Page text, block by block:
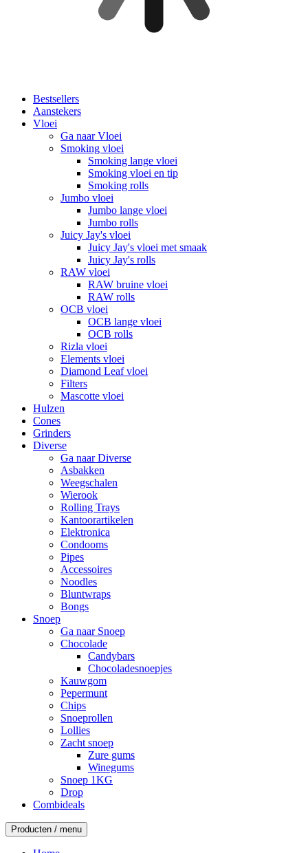
Bestsellers
Aanstekers
Vloei
Ga naar Vloei
Smoking vloei
Smoking lange vloei
Smoking vloei en tip
Smoking rolls
Jumbo vloei
Jumbo lange vloei
Jumbo rolls
Juicy Jay's vloei
Juicy Jay's vloei met smaak
Juicy Jay's rolls
RAW vloei
RAW bruine vloei
RAW rolls
OCB vloei
OCB lange vloei
OCB rolls
Rizla vloei
Elements vloei
Diamond Leaf vloei
Filters
Mascotte vloei
Hulzen
Cones
Grinders
Diverse
Ga naar Diverse
Asbakken
Weegschalen
Wierook
Rolling Trays
Kantoorartikelen
Elektronica
Condooms
Pipes
Accessoires
Noodles
Bluntwraps
Bongs
Snoep
Ga naar Snoep
Chocolade
Candybars
Chocoladesnoepjes
Kauwgom
Pepermunt
Chips
Snoeprollen
Lollies
Zacht snoep
Zure gums
Winegums
Snoep 1KG
Drop
Combideals
Producten / menu